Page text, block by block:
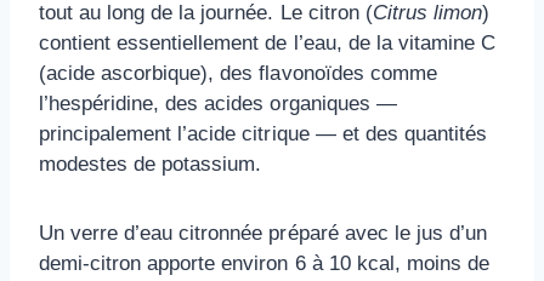
tout au long de la journée. Le citron (Citrus limon)
contient essentiellement de l’eau, de la vitamine C
(acide ascorbique), des flavonoïdes comme
l’hespéridine, des acides organiques —
principalement l’acide citrique — et des quantités
modestes de potassium.
Un verre d’eau citronnée préparé avec le jus d’un
demi-citron apporte environ 6 à 10 kcal, moins de